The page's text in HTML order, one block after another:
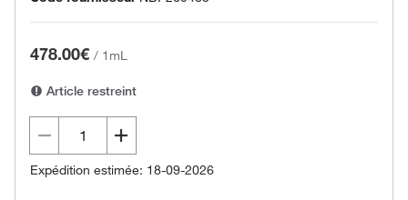
478.00€ / 1mL
Article restreint
Expédition estimée: 18-09-2026